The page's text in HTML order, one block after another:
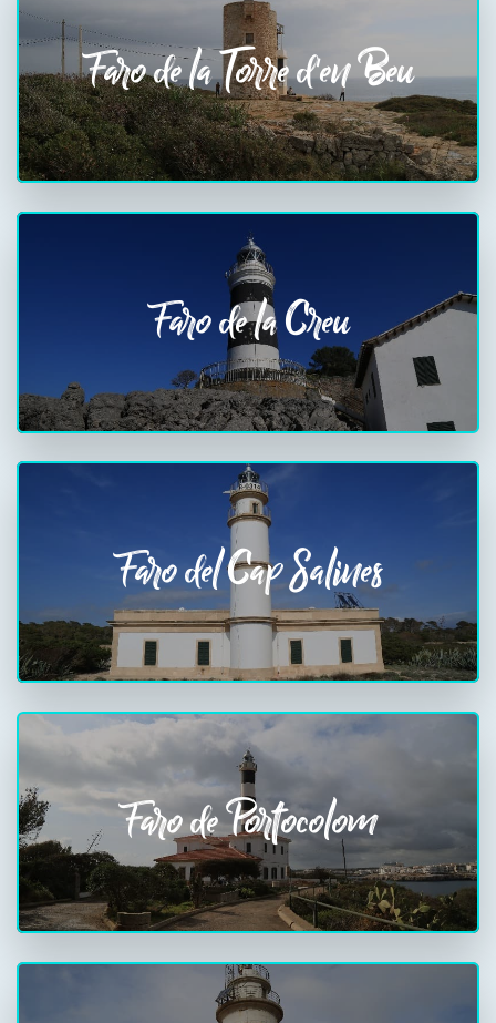
Faro de la Torre d'en Beu
Faro de la Creu
Faro del Cap Salines
Faro de Portocolom